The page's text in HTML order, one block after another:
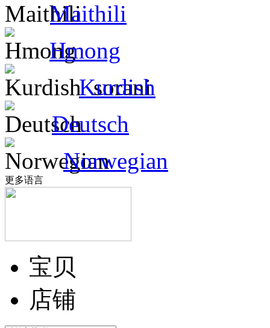
Maithili
Hmong
Kurdish
Deutsch
Norwegian
更多语言
宝贝
店铺